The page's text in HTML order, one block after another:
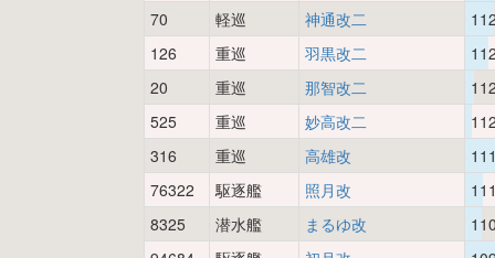
70
軽巡 神通改二
126
重巡 羽黒改二
20
重巡 那智改二
525
重巡 妙高改二
316
重巡 高雄改
76322
駆逐艦 照月改
8325
潜水艦 まるゆ改